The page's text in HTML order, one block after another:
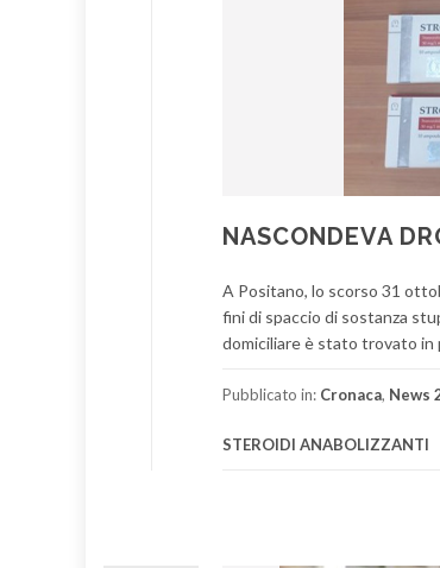
NASCONDEVA
A Positano, lo scorso 31
fini di spaccio di sostanza
domiciliare è stato trovato in
Pubblicato in: Cronaca, News
STEROIDI ANABOLIZZANTI